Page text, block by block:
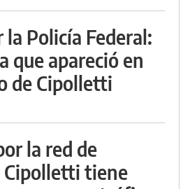
la Policía Federal:
que apareció en
de Cipolletti
la red de
Cipolletti tiene